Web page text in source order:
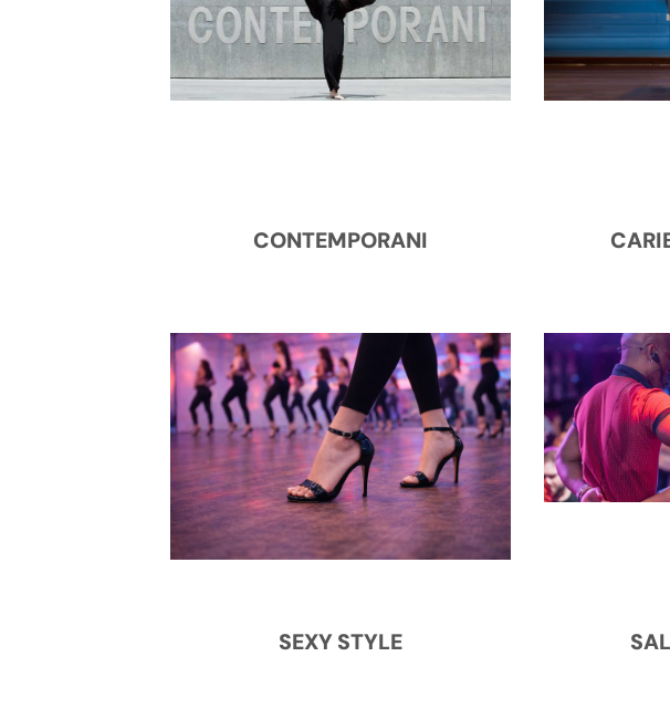
CONTEMPORANI
SEXY STYLE